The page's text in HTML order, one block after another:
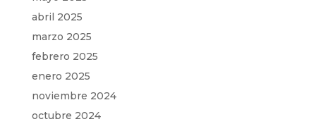
abril 2025
marzo 2025
febrero 2025
enero 2025
noviembre 2024
octubre 2024